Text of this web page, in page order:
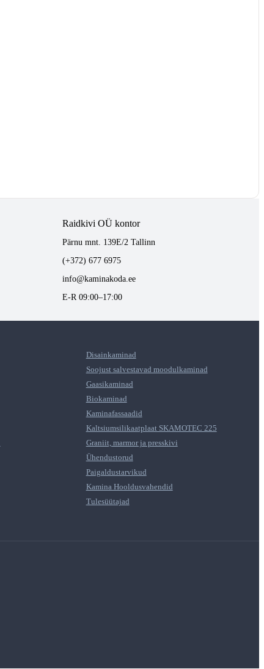
Raidkivi OÜ kontor
Pärnu mnt. 139E/2 Tallinn
(+372) 677 6975
info@kaminakoda.ee
E-R 09:00–17:00
Disainkaminad
Soojust salvestavad moodulkaminad
Gaasikaminad
Biokaminad
Kaminafassaadid
Kaltsiumsilikaatplaat SKAMOTEC 225
Graniit, marmor ja presskivi
Ühendustorud
Paigaldustarvikud
Kamina Hooldusvahendid
Tulesüütajad